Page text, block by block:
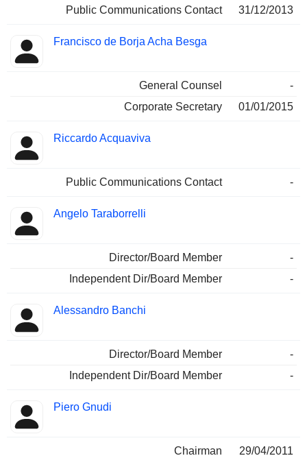
Public Communications Contact 31/12/2013
Francisco de Borja Acha Besga
General Counsel
-
Corporate Secretary
01/01/2015
Riccardo Acquaviva
Public Communications Contact -
Angelo Taraborrelli
Director/Board Member
-
Independent Dir/Board Member
-
Alessandro Banchi
Director/Board Member
-
Independent Dir/Board Member
-
Piero Gnudi
Chairman 29/04/2011